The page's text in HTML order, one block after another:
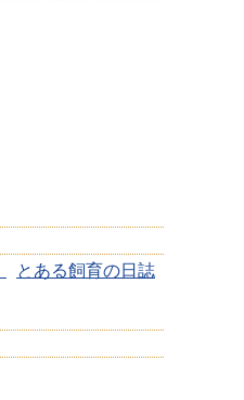
とある飼育の日誌